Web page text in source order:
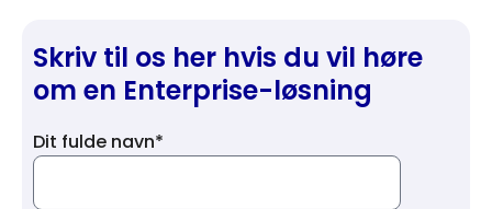
Skriv til os her hvis du vil høre
om en Enterprise-løsning
Dit fulde navn*